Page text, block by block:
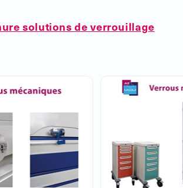
­solutions de verrouillage